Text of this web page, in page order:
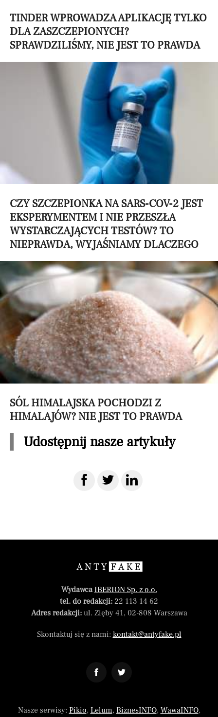
TINDER WPROWADZA APLIKACJĘ TYLKO
DLA ZASZCZEPIONYCH?
SPRAWDZILIŚMY, NIE JEST TO PRAWDA
CZY SZCZEPIONKA NA SARS-COV-2 JEST
EKSPERYMENTEM I NIE PRZESZŁA
WYSTARCZAJĄCYCH TESTÓW? TO
NIEPRAWDA, WYJAŚNIAMY DLACZEGO
SÓL HIMALAJSKA POCHODZI Z
HIMALAJÓW? NIE JEST TO PRAWDA
Udostępnij nasze artykuły
WydawcaIBERION Sp. z o.o.
tel. do redakcji: 22 113 14 62
Adres redakcji:ul. Zięby 41, 02-808 Warszawa
Skontaktuj się z nami: kontakt@antyfake.pl
Nasze serwisy: Pikio, Lelum, BiznesINFO, WawaINFO,